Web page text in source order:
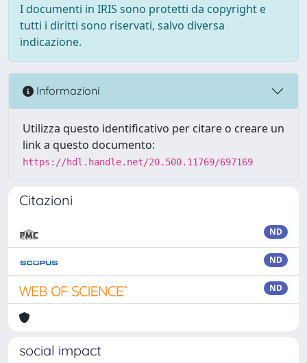
I documenti in IRIS sono protetti da copyright e
tutti i diritti sono riservati, salvo diversa
indicazione.
Informazioni
Utilizza questo identificativo per citare o creare un
link a questo documento:
https://hdl.handle.net/20.500.11769/697169
Citazioni
ND
ND
ND
social impact